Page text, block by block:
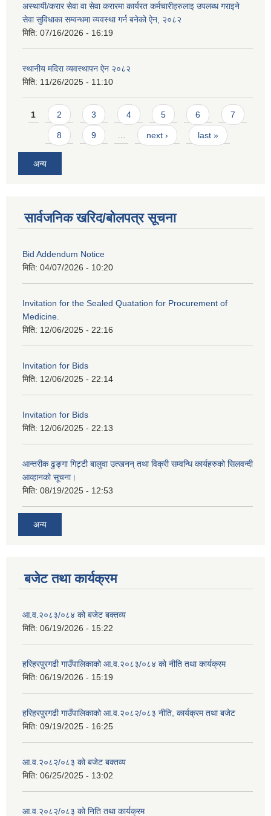
अस्थायी/करार सेवा वा सेवा करारमा कार्यरत कर्मचारीहरुलाइ उपलब्ध गराइने
सेवा सुविधाका सम्वन्धमा व्यवस्था गर्न बनेको ऐन, २०८२
मिति: 07/16/2026 - 16:19
स्थानीय मदिरा व्यवस्थापन ऐन २०८२
मिति: 11/26/2025 - 11:10
Pages
1 2 3 4 5 6 7
8 9 … next › last »
अन्य
सार्वजनिक खरिद/बोलपत्र सूचना
Bid Addendum Notice
मिति: 04/07/2026 - 10:20
Invitation for the Sealed Quatation for Procurement of
Medicine.
मिति: 12/06/2025 - 22:16
Invitation for Bids
मिति: 12/06/2025 - 22:14
Invitation for Bids
मिति: 12/06/2025 - 22:13
आन्तरीक ढुङ्गा गिट्टी बालुवा उत्खनन् तथा विक्री सम्वन्धि कार्यहरुको सिलवन्दी
आव्हानको सूचना।
मिति: 08/19/2025 - 12:53
अन्य
बजेट तथा कार्यक्रम
आ.व.२०८३/०८४ को बजेट बक्तव्य
मिति: 06/19/2026 - 15:22
हरिहरपुरगढी गाउँपालिकाको आ.व.२०८३/०८४ को नीति तथा कार्यक्रम
मिति: 06/19/2026 - 15:19
हरिहरपुरगढी गाउँपालिकाको आ.व.२०८२/०८३ नीति, कार्यक्रम तथा बजेट
मिति: 09/19/2025 - 16:25
आ.व.२०८२/०८३ को बजेट बक्तव्य
मिति: 06/25/2025 - 13:02
आ.व.२०८२/०८३ को निति तथा कार्यक्रम